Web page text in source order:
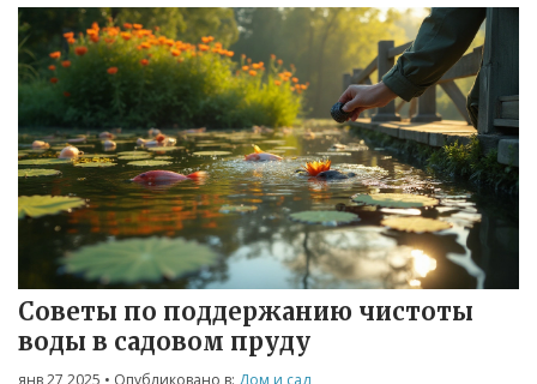
использования специальных инструментов. Читатели
получат полезные советы для достижения лучших
результатов.
Советы по поддержанию чистоты
воды в садовом пруду
янв 27 2025 • Опубликовано в: Дом и сад